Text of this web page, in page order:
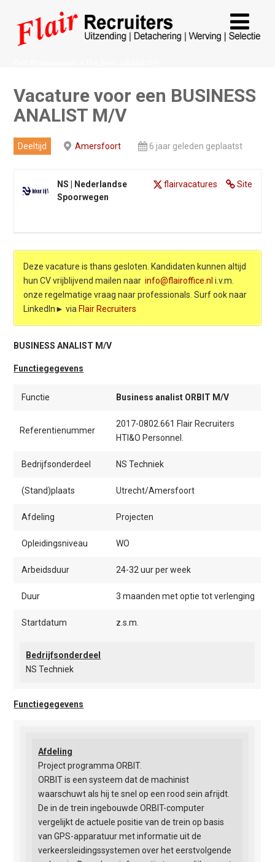
Vacature voor een BUSINESS
ANALIST M/V
Deeltijd Amersfoort 6 jaar geleden geplaatst
Site
flairvacatures
NS | Nederlandse
Spoorwegen
Deze vacature is thans gesloten. Kandidaten kunnen altijd
hun CV vrijblijvend mailen naarinfo@flairoffice.nl i.v.m.
onze regelmatige vraag naar professionals. Surf ook naar
LinkedIn► via Flair Recruiters
BUSINESS ANALIST M/V
Functiegegevens
Functie Business analist ORBIT M/V
Referentienummer
2017-0802.661 Flair Recruiters
HTI&O Personnel.
Bedrijfsonderdeel NS Techniek
(Stand)plaats Utrecht/Amersfoort
Afdeling Projecten
Opleidingsniveau WO
Arbeidsduur 24-32 uur per week
Duur 3 maanden met optie tot verlenging
Startdatum z.s.m.
Bedrijfsonderdeel
NS Techniek
Functiegegevens
Afdeling
Project programma ORBIT.
ORBIT is een systeem dat de machinist
waarschuwt als hij te snel op een rood sein afrijdt.
De in de trein ingebouwde ORBIT-computer
vergelijkt de actuele positie van de trein op basis
van GPS-apparatuur met informatie uit de
verkeersleidingssystemen over het eerstvolgende